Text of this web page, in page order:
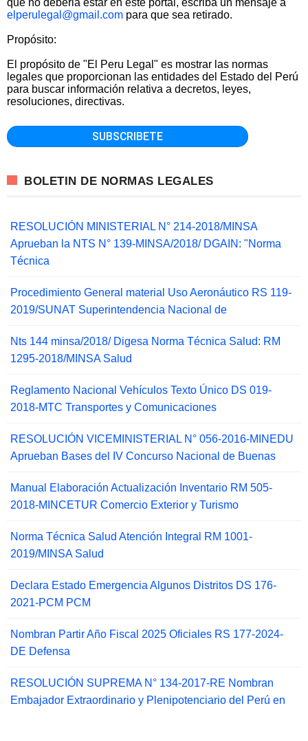
elperulegal@gmail.com para que sea retirado.
Propósito:
El propósito de "El Peru Legal" es mostrar las normas
legales que proporcionan las entidades del Estado del Perú
para buscar información relativa a decretos, leyes,
resoluciones, directivas.
BOLETIN DE NORMAS LEGALES
RESOLUCIÓN MINISTERIAL N° 214-2018/MINSA
Aprueban la NTS N° 139-MINSA/2018/ DGAIN: "Norma
Técnica
Procedimiento General material Uso Aeronáutico RS 119-
2019/SUNAT Superintendencia Nacional de
Nts 144 minsa/2018/ Digesa Norma Técnica Salud: RM
1295-2018/MINSA Salud
Reglamento Nacional Vehículos Texto Único DS 019-
2018-MTC Transportes y Comunicaciones
RESOLUCIÓN VICEMINISTERIAL N° 056-2016-MINEDU
Aprueban Bases del IV Concurso Nacional de Buenas
Manual Elaboración Actualización Inventario RM 505-
2018-MINCETUR Comercio Exterior y Turismo
Norma Técnica Salud Atención Integral RM 1001-
2019/MINSA Salud
Declara Estado Emergencia Algunos Distritos DS 176-
2021-PCM PCM
Nombran Partir Año Fiscal 2025 Oficiales RS 177-2024-
DE Defensa
RESOLUCIÓN SUPREMA N° 134-2017-RE Nombran
Embajador Extraordinario y Plenipotenciario del Perú en